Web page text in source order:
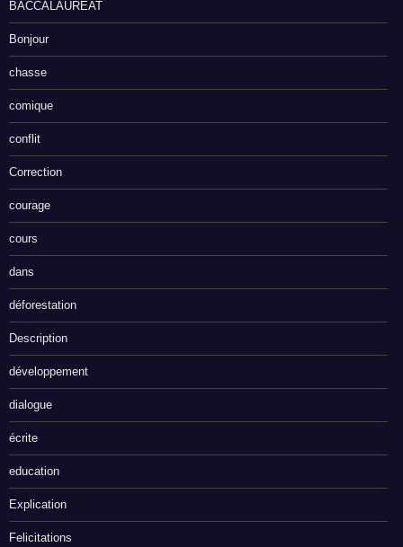
BACCALAUREAT
Bonjour
chasse
comique
conflit
Correction
courage
cours
dans
déforestation
Description
développement
dialogue
écrite
education
Explication
Felicitations